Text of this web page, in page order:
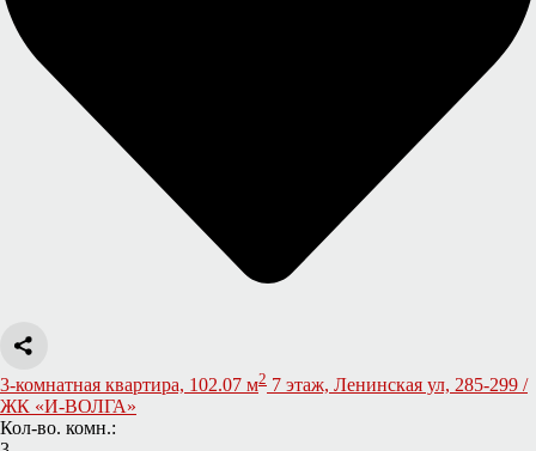
3-комнатная квартира, 102.07 м2 7 этаж, Ленинская ул, 285-299 /
ЖК «И-ВОЛГА»
Кол-во. комн.: